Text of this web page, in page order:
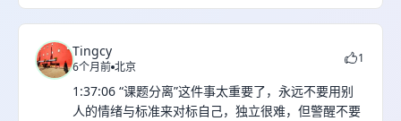
Tingcy
6个月前 北京
1
1:37:06 “课题分离”这件事太重要了，永远不要用别
人的情绪与标准来对标自己，独立很难，但警醒不要